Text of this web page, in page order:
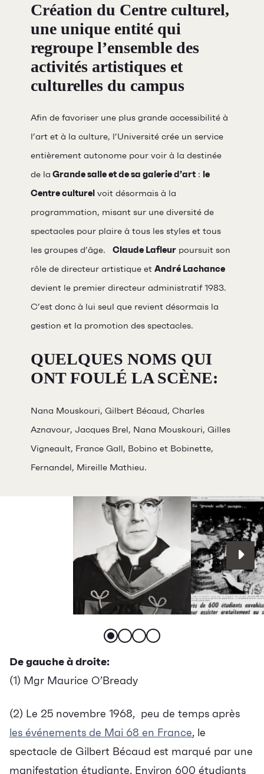
Création du Centre culturel,
une unique entité qui
regroupe l’ensemble des
activités artistiques et
culturelles du campus
Afin de favoriser une plus grande accessibilité à
l’art et à la culture, l’Université crée un service
entièrement autonome pour voir à la destinée
de la Grande salle et de sa galerie d’art : le
Centre culturel voit désormais à la
programmation, misant sur une diversité de
spectacles pour plaire à tous les styles et tous
les groupes d’âge. Claude Lafleur poursuit son
rôle de directeur artistique et André Lachance
devient le premier directeur administratif 1983.
C’est donc à lui seul que revient désormais la
gestion et la promotion des spectacles.
QUELQUES NOMS QUI
ONT FOULÉ LA SCÈNE:
Nana Mouskouri, Gilbert Bécaud, Charles
Aznavour, Jacques Brel, Nana Mouskouri, Gilles
Vigneault, France Gall, Bobino et Bobinette,
Fernandel, Mireille Mathieu.
De gauche à droite:
(1) Mgr Maurice O’Bready
(2) Le 25 novembre 1968, peu de temps après
les événements de Mai 68 en France, le
spectacle de Gilbert Bécaud est marqué par une
manifestation étudiante. Environ 600 étudiants